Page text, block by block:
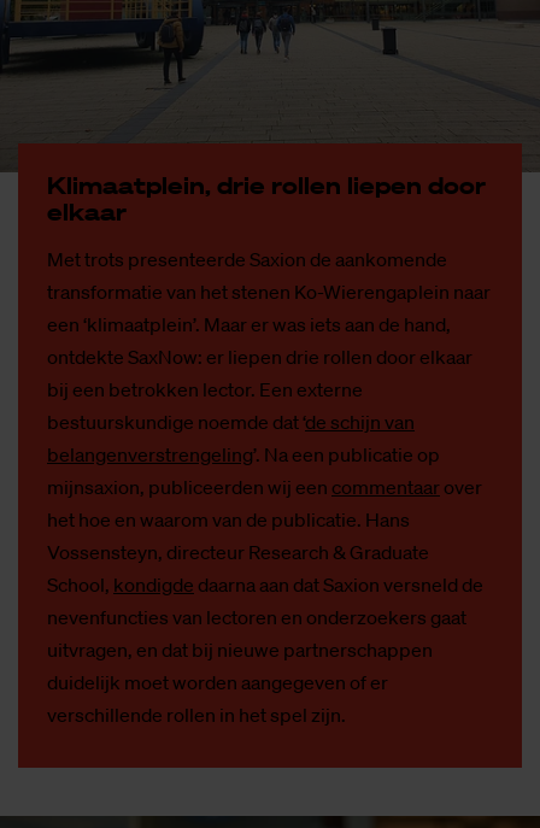
Kli­maat­plein, drie rol­len lie­pen door
el­kaar
Met trots presenteerde Saxion de aankomende
transformatie van het stenen Ko-Wierengaplein naar
een ‘klimaatplein’. Maar er was iets aan de hand,
ontdekte SaxNow: er liepen drie rollen door elkaar
bij een betrokken lector. Een externe
bestuurskundige noemde dat ‘de schijn van
belangenverstrengeling’. Na een publicatie op
mijnsaxion, publiceerden wij een commentaar over
het hoe en waarom van de publicatie. Hans
Vossensteyn, directeur Research & Graduate
School, kondigde daarna aan dat Saxion versneld de
nevenfuncties van lectoren en onderzoekers gaat
uitvragen, en dat bij nieuwe partnerschappen
duidelijk moet worden aangegeven of er
verschillende rollen in het spel zijn.